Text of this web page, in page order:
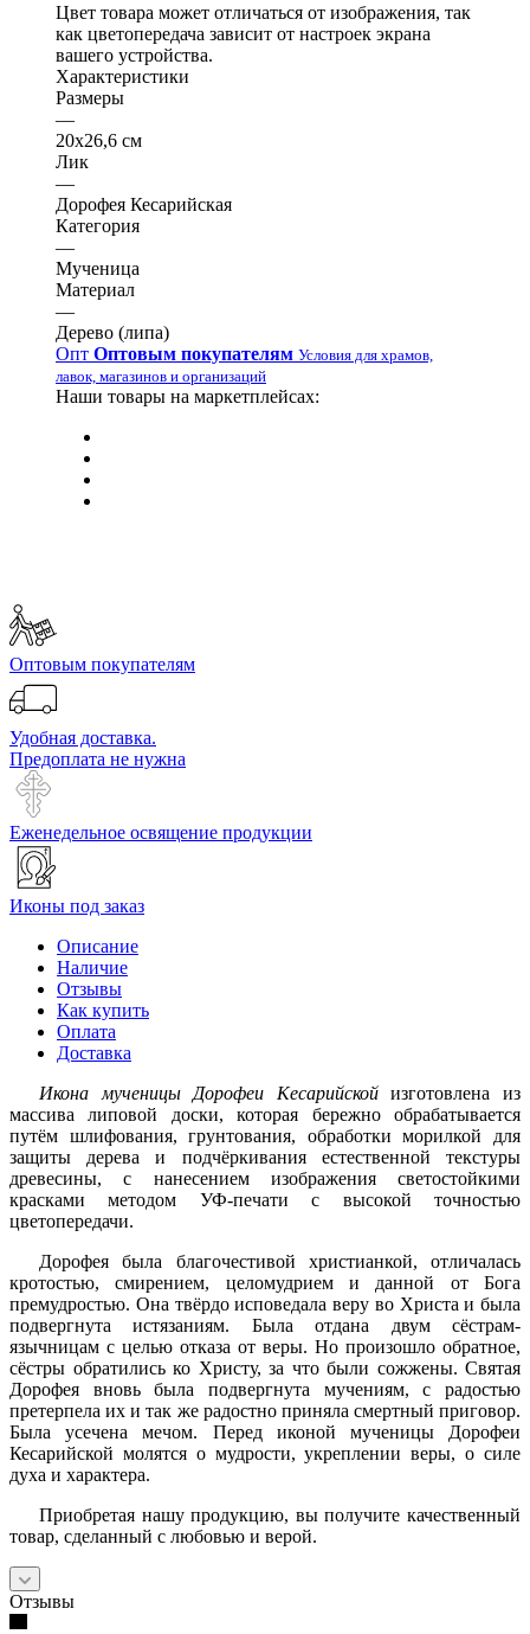
Цвет товара может отличаться от изображения, так
как цветопередача зависит от настроек экрана
вашего устройства.
Характеристики
Размеры
—
20х26,6 см
Лик
—
Дорофея Кесарийская
Категория
—
Мученица
Материал
—
Дерево (липа)
Опт Оптовым покупателям Условия для храмов,
лавок, магазинов и организаций
Наши товары на маркетплейсах:
Оптовым покупателям
Удобная доставка.
Предоплата не нужна
Еженедельное освящение продукции
Иконы под заказ
Описание
Наличие
Отзывы
Как купить
Оплата
Доставка
Икона мученицы Дорофеи Кесарийскойизготовлена из
массива липовой доски, которая бережно обрабатывается
путём шлифования, грунтования, обработки морилкой для
защиты дерева и подчёркивания естественной текстуры
древесины, с нанесением изображения светостойкими
красками методом УФ-печати с высокой точностью
цветопередачи.
Дорофея была благочестивой христианкой, отличалась
кротостью, смирением, целомудрием и данной от Бога
премудростью. Она твёрдо исповедала веру во Христа и была
подвергнута истязаниям. Была отдана двум сёстрам-
язычницам с целью отказа от веры. Но произошло обратное,
сёстры обратились ко Христу, за что были сожжены. Святая
Дорофея вновь была подвергнута мучениям, с радостью
претерпела их и так же радостно приняла смертный приговор.
Была усечена мечом. Перед иконой мученицы Дорофеи
Кесарийской молятся о мудрости, укреплении веры, о силе
духа и характера.
Приобретая нашу продукцию, вы получите качественный
товар, сделанный с любовью и верой.
Отзывы